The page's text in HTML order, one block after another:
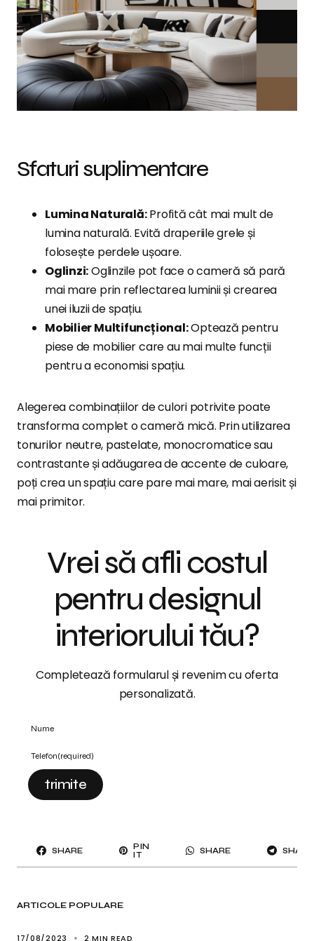
ARTICOLE POPULARE
17/08/2023 2 MIN READ
Sfaturi suplimentare
Lumina Naturală:Profită cât mai mult de
lumina naturală. Evită draperiile grele și
folosește perdele ușoare.
Oglinzi:Oglinzile pot face o cameră să pară
mai mare prin reflectarea luminii și crearea
unei iluzii de spațiu.
Mobilier Multifuncțional:Optează pentru
piese de mobilier care au mai multe funcții
pentru a economisi spațiu.
Alegerea combinațiilor de culori potrivite poate
transforma complet o cameră mică. Prin utilizarea
tonurilor neutre, pastelate, monocromatice sau
contrastante și adăugarea de accente de culoare,
poți crea un spațiu care pare mai mare, mai aerisit și
mai primitor.
Vrei să afli costul
pentru designul
interiorului tău?
Completează formularul și revenim cu oferta
personalizată.
Nume
Telefon(required)
trimite
SHARE
PIN
IT
SHARE SHARE